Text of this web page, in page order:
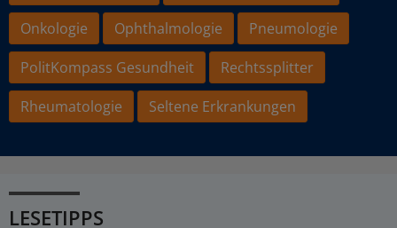
Onkologie
Ophthalmologie
Pneumologie
PolitKompass Gesundheit
Rechtssplitter
Rheumatologie
Seltene Erkrankungen
LESETIPPS